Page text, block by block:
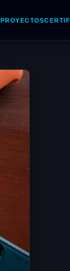
PROYECTOS